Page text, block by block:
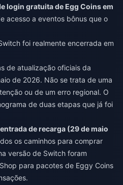
login gratuita de Egg Coins em
acesso a eventos bônus que o
foi realmente encerrada em
de atualização oficiais da
de 2026. Não se trata de uma
ou de um erro regional. O
de duas etapas que já foi
de recarga (29 de maio
os caminhos para comprar
versão de Switch foram
para pacotes de Eggy Coins